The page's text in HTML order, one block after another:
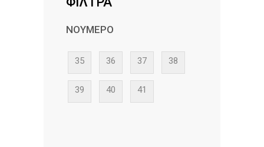
ΝΟΎΜΕΡΟ
35 36 37 38
39 40 41